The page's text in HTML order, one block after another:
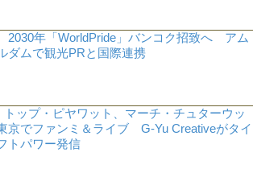
2030年「WorldPride」バンコク招致へ アム
ダムで観光PRと国際連携
トップ・ピヤワット、マーチ・チュターウッ
京でファンミ＆ライブ G-Yu Creativeがタイ
トパワー発信